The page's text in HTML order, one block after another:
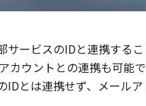
ービスのIDと連携する
カウントとの連携も可能で
とは連携せず、メールア